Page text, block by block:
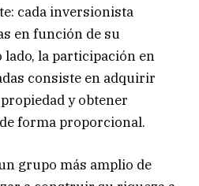
cada inversionista
en función de su
la participación en
consiste en adquirir
y obtener
forma proporcional.
grupo más amplio de